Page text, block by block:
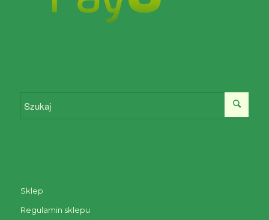
Sklep
Regulamin sklepu